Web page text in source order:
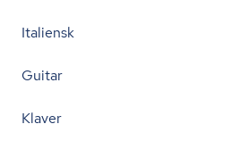
Italiensk
Guitar
Klaver